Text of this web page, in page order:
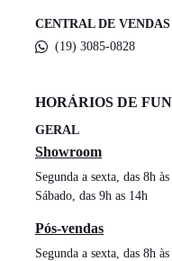
CENTRAL DE VENDAS
(19) 3085-0828
HORÁRIOS DE
GERAL
Showroom
Segunda a sexta, das 8h
Sábado, das 9h as 14h
Pós-vendas
Segunda a sexta, das 8h